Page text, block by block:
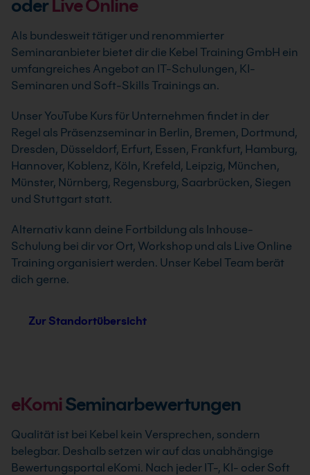
oderLive Online
Als bundesweit tätiger und renommierter
Seminaranbieter bietet dir die Kebel Training GmbH ein
umfangreiches Angebot an IT-Schulungen, KI-
Seminaren und Soft-Skills Trainings an.
Unser YouTube Kurs für Unternehmen findet in der
Regel als Präsenzseminar in Berlin, Bremen, Dortmund,
Dresden, Düsseldorf, Erfurt, Essen, Frankfurt, Hamburg,
Hannover, Koblenz, Köln, Krefeld, Leipzig, München,
Münster, Nürnberg, Regensburg, Saarbrücken, Siegen
und Stuttgart statt.
Alternativ kann deine Fortbildung als Inhouse-
Schulung bei dir vor Ort, Workshop und als Live Online
Training organisiert werden. Unser Kebel Team berät
dich gerne.
Zur Standortübersicht
eKomiSeminarbewertungen
Qualität ist bei Kebel kein Versprechen, sondern
belegbar. Deshalb setzen wir auf das unabhängige
Bewertungsportal eKomi. Nach jeder IT-, KI- oder Soft